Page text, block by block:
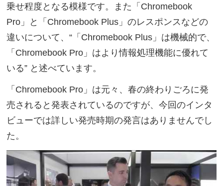
乗せ程度となる模様です。また「Chromebook
Pro」と「Chromebook Plus」のレスポンスなどの
違いについて、“「Chromebook Plus」は機械的で、
「Chromebook Pro」はより情報処理機能に優れて
いる” と述べています。
「Chromebook Pro」は元々、春の終わりごろに発
売されると発表されているのですが、今回のインタ
ビューでは詳しい発売時期の発言はありませんでし
た。